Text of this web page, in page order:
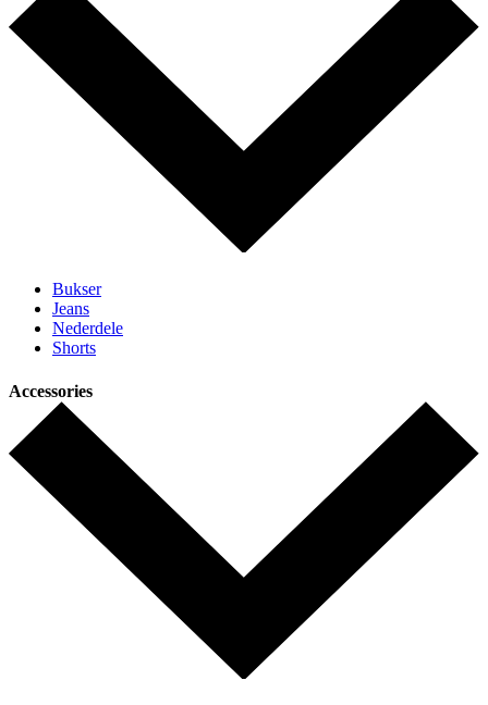
Bukser
Jeans
Nederdele
Shorts
Accessories